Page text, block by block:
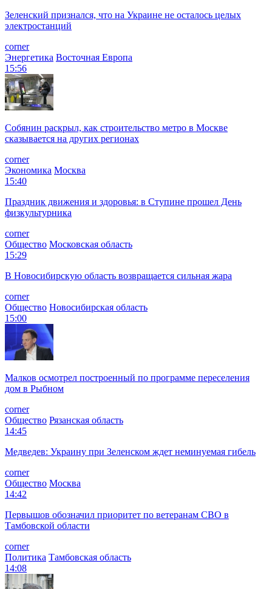
Зеленский признался, что на Украине не осталось целых
электростанций
corner
Энергетика Восточная Европа
15:56
Собянин раскрыл, как строительство метро в Москве
сказывается на других регионах
corner
Экономика Москва
15:40
Праздник движения и здоровья: в Ступине прошел День
физкультурника
corner
Общество Московская область
15:29
В Новосибирскую область возвращается сильная жара
corner
Общество Новосибирская область
15:00
Малков осмотрел построенный по программе переселения
дом в Рыбном
corner
Общество Рязанская область
14:45
Медведев: Украину при Зеленском ждет неминуемая гибель
corner
Общество Москва
14:42
Первышов обозначил приоритет по ветеранам СВО в
Тамбовской области
corner
Политика Тамбовская область
14:08